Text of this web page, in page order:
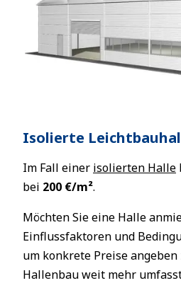
Isolierte
Im Fall einer isolierten Halle
bei 200 €/m².
Möchten Sie eine Halle
Einflussfaktoren und
um konkrete Preise
Hallenbau weit mehr